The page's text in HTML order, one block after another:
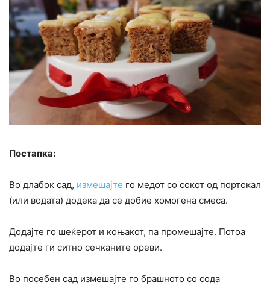
Постапка:
Во длабок сад, измешајте го медот со сокот од портокал
(или водата) додека да се добие хомогена смеса.
Додајте го шеќерот и коњакот, па промешајте. Потоа
додајте ги ситно сечканите ореви.
Во посебен сад измешајте го брашното со сода